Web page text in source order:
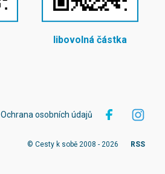
libovolná částka
Ochrana osobních údajů
© Cesty k sobě 2008 - 2026 RSS